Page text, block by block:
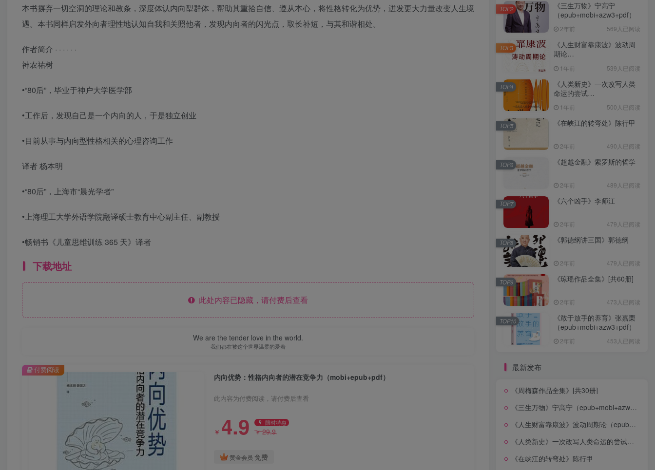
本书摒弃一切空洞的理论和教条，深度体认内向型群体，帮助其重拾自信、遵从本心，将性格转化为优势，迸发更大力量改变人生境
遇。本书同样启发外向者理性地认知自我和关照他者，发现内向者的闪光点，取长补短，与其和谐相处。
作者简介 · · · · · ·
神农祐树
•“80后”，毕业于神户大学医学部
•工作后，发现自己是一个内向的人，于是独立创业
•目前从事与内向型性格相关的心理咨询工作
译者 杨本明
•“80后”，上海市“晨光学者”
•上海理工大学外语学院翻译硕士教育中心副主任、副教授
•畅销书《儿童思维训练 365 天》译者
下载地址
此处内容已隐藏，请付费后查看
We are the tender love in the world.
我们都在被这个世界温柔的爱着
内向优势：性格内向者的潜在竞争力（mobi+epub+pdf）
此内容为付费阅读，请付费后查看
￥ 4.9 限时特惠
￥29.9
黄金会员 免费
付费阅读
《三生万物》宁高宁
（epub+mobi+azw3+pdf）
2年前 569人已阅读
TOP2
《人生财富靠康波》波动周
期论
1年前 539人已阅读
TOP3
《人类新史》一次改写人类
命运的尝试
1年前 500人已阅读
TOP4
《在峡江的转弯处》陈行甲
2年前 490人已阅读
TOP5
《超越金融》索罗斯的哲学
2年前 489人已阅读
TOP6
《六个凶手》李师江
2年前 479人已阅读
TOP7
《郭德纲讲三国》郭德纲
2年前 479人已阅读
TOP8
《琼瑶作品全集》[共60册]
2年前 473人已阅读
TOP9
《敢于放手的养育》张嘉栗
（epub+mobi+azw3+pdf）
2年前 453人已阅读
TOP10
最新发布
《周梅森作品全集》[共30册]
《三生万物》宁高宁（epub+mobi+azw3+pdf）
《人生财富靠康波》波动周期论（epub+mobi+azw3+pdf）
《人类新史》一次改写人类命运的尝试（epub+mobi+azw3+pdf）
《在峡江的转弯处》陈行甲